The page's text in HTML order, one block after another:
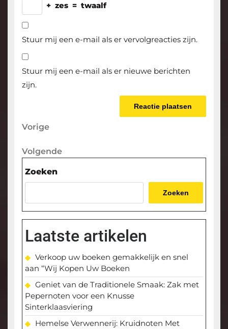
+ zes = twaalf
Stuur mij een e-mail als er vervolgreacties zijn.
Stuur mij een e-mail als er nieuwe berichten
zijn.
Berichtnavigatie
Vorige
Vorige
Volgende
Volgende
Zoeken
Zoeken
Laatste artikelen
Verkoop uw boeken gemakkelijk en snel
aan “Wij Kopen Uw Boeken
Geniet van de Traditionele Smaak: Zak met
Pepernoten voor een Knusse
Sinterklaasviering
Hemelse Verwennerij: Kruidnoten Met